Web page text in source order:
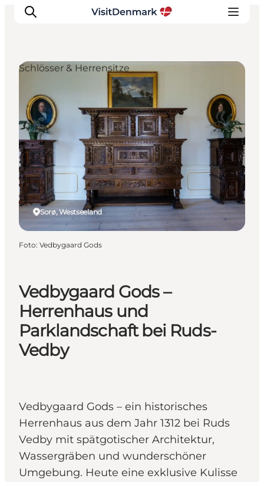
Inspiration
Regionen
Erlebnisse
Unterkünfte
Reiseplanung
Vedbygaard Gods –
Herrenhaus und
Parklandschaft bei Ruds-
Vedby
Vedbygaard Gods – ein historisches
Herrenhaus aus dem Jahr 1312 bei Ruds
Vedby mit spätgotischer Architektur,
Wassergräben und wunderschöner
Umgebung. Heute eine exklusive Kulisse
Sorø, Westseeland
Schlösser & Herrensitze
Foto: Vedbygaard Gods